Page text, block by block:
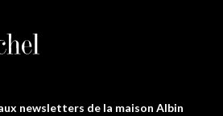
newsletters de la maison Albin